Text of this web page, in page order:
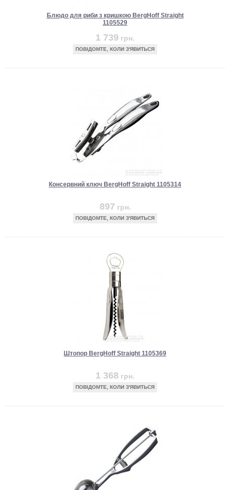
Блюдо для риби з кришкою BergHoff Straight
1105529
1 739 грн.
ПОВІДОМТЕ, КОЛИ З'ЯВИТЬСЯ
Консервний ключ BergHoff Straight 1105314
897 грн.
ПОВІДОМТЕ, КОЛИ З'ЯВИТЬСЯ
Штопор BergHoff Straight 1105369
1 368 грн.
ПОВІДОМТЕ, КОЛИ З'ЯВИТЬСЯ